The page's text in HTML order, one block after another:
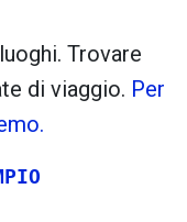
flight_land
open_in_new
Trovare
di viaggio. Per